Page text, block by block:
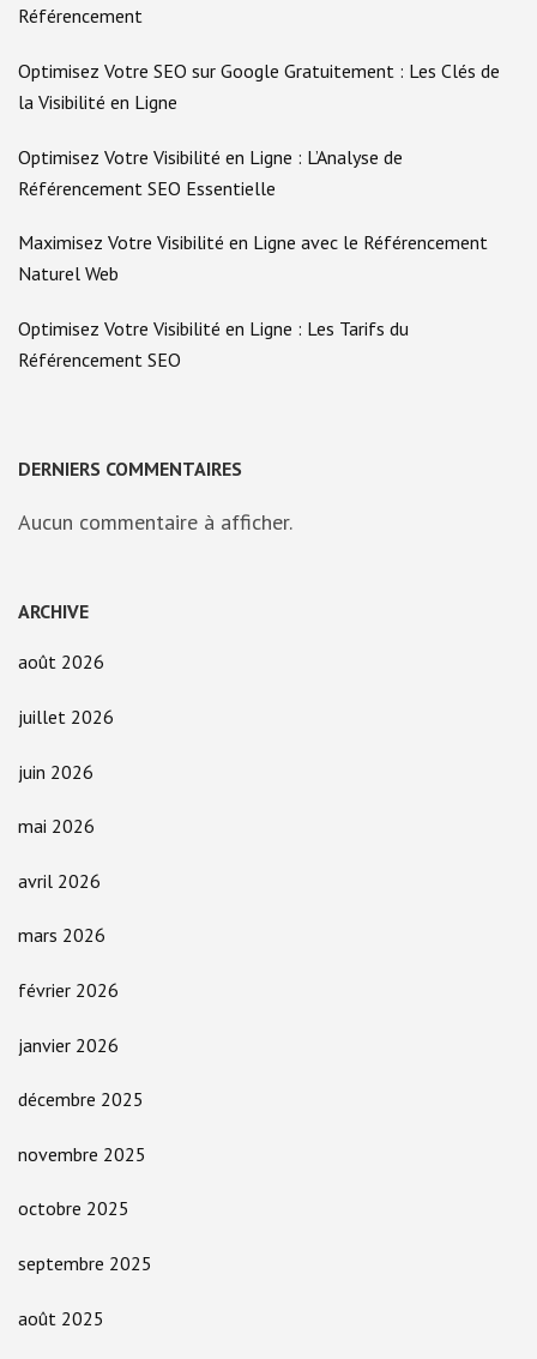
Référencement
Optimisez Votre SEO sur Google Gratuitement : Les Clés de
la Visibilité en Ligne
Optimisez Votre Visibilité en Ligne : L’Analyse de
Référencement SEO Essentielle
Maximisez Votre Visibilité en Ligne avec le Référencement
Naturel Web
Optimisez Votre Visibilité en Ligne : Les Tarifs du
Référencement SEO
DERNIERS COMMENTAIRES
Aucun commentaire à afficher.
ARCHIVE
août 2026
juillet 2026
juin 2026
mai 2026
avril 2026
mars 2026
février 2026
janvier 2026
décembre 2025
novembre 2025
octobre 2025
septembre 2025
août 2025